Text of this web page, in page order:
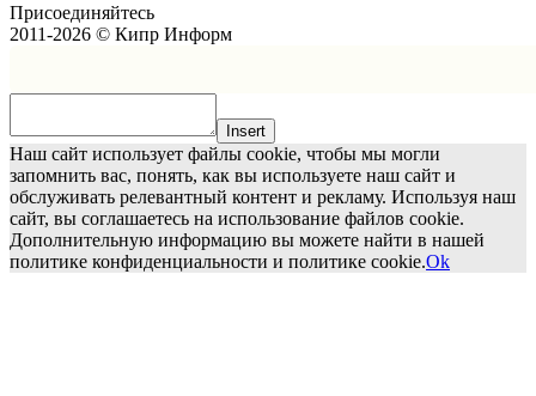
Присоединяйтесь
2011-2026 © Кипр Информ
Insert
Наш сайт использует файлы cookie, чтобы мы могли
запомнить вас, понять, как вы используете наш сайт и
обслуживать релевантный контент и рекламу. Используя наш
сайт, вы соглашаетесь на использование файлов cookie.
Дополнительную информацию вы можете найти в нашей
политике конфиденциальности и политике cookie.Ok